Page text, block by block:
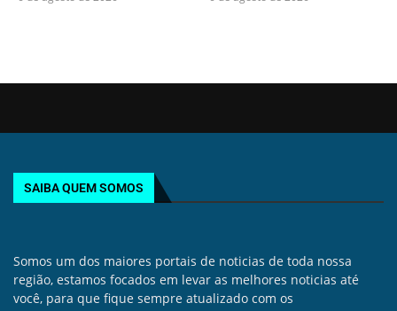
SAIBA QUEM SOMOS
Somos um dos maiores portais de noticias de toda nossa
região, estamos focados em levar as melhores noticias até
você, para que fique sempre atualizado com os